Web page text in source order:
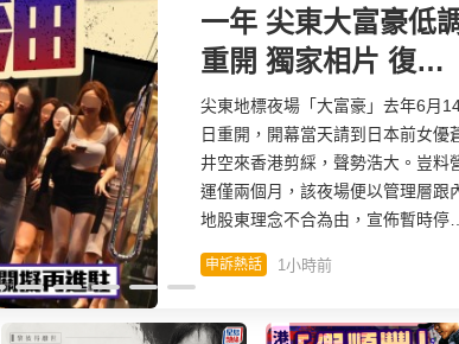
親撰悼念文憶故友：
感恩音樂路上有你 黎
彼德曾直認唔夾合作
7年終拆夥
黎彼得離世丨香港樂壇殿堂級填詞
人、資深演員黎彼得（Peter、原名
黎成就）於昨日早上（8月5日）因
病離世，享年76歲。其好友鍾志光
向《星島頭條》獨家證實死訊，透露
體機能逐漸衰退，最終與世長辭，家
對許冠傑心存感恩 有「鬼馬填詞
影視圈 29分鐘前